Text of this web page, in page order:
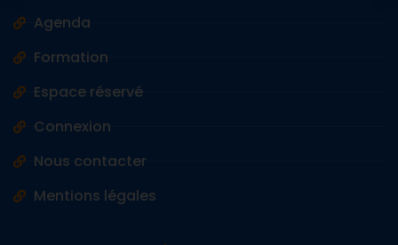
Agenda
Formation
Espace réservé
Connexion
Nous contacter
Mentions légales